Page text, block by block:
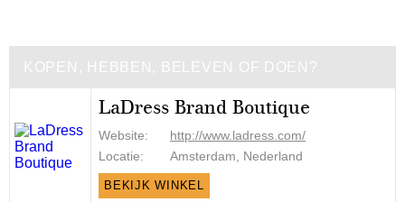
KOPEN, HEBBEN, BELEVEN OF DOEN?
LaDress Brand Boutique
Website:
http://www.ladress.com/
Locatie:
Amsterdam, Nederland
BEKIJK WINKEL